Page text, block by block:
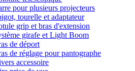
pour plusieurs projecteurs
tourelle et adaptateur
grip et bras d'extension
girafe et Light Boom
de déport
de réglage pour pantographe
accessoire